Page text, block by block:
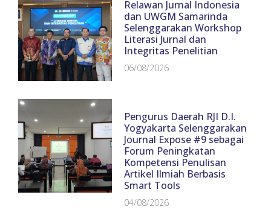
Relawan Jurnal Indonesia
dan UWGM Samarinda
Selenggarakan Workshop
Literasi Jurnal dan
Integritas Penelitian
06/08/2026
Pengurus Daerah RJI D.I.
Yogyakarta Selenggarakan
Journal Expose #9 sebagai
Forum Peningkatan
Kompetensi Penulisan
Artikel Ilmiah Berbasis
Smart Tools
04/08/2026